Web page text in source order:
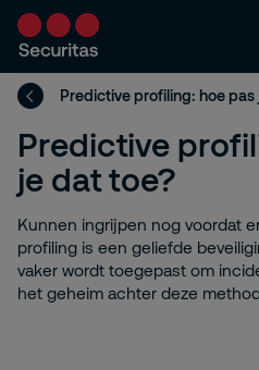
Predictive profiling: hoe pas
Predictive
je dat toe?
Kunnen ingrijpen nog voordat
profiling is een geliefde
vaker wordt toegepast om
het geheim achter deze